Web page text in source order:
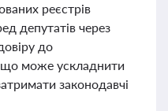
реєстрів
депутатів через
до
що може ускладнити
законодавчі